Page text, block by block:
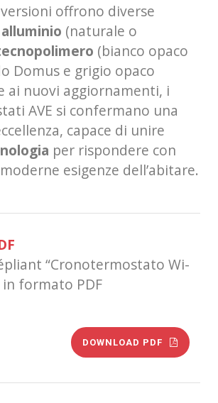
offrono diverse
alluminio (naturale o
(bianco opaco
Domus e grigio opaco
ai nuovi aggiornamenti, i
AVE si confermano una
capace di unire
per rispondere con
esigenze dell’abitare.
“Cronotermostato Wi-
in formato PDF
DOWNLOAD PDF